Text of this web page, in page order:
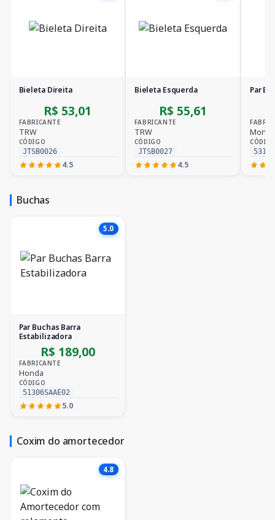
Bieleta Direita
R$ 53,01
FABRICANTE
TRW
CÓDIGO
JTSB0026
4.5
Bieleta Esquerda
R$ 55,61
FABRICANTE
TRW
CÓDIGO
JTSB0027
4.5
Par
Buchas
5.0
Par Buchas Barra
Estabilizadora
R$ 189,00
FABRICANTE
Honda
CÓDIGO
51306SAAE02
5.0
Coxim do amortecedor
4.8